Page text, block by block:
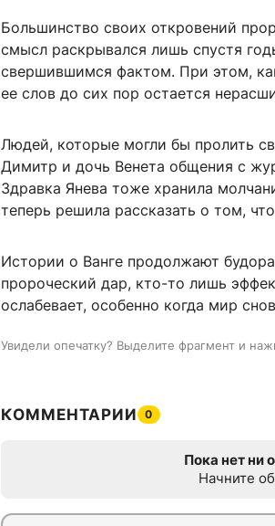
Большинство своих откровений
смысл раскрывался лишь спустя
свершившимся фактом. При этом,
ее слов до сих пор остается
Людей, которые могли бы пролить
Димитр и дочь Венета общения с
Здравка Янева тоже хранила
теперь решила рассказать о том,
Истории о Ванге продолжают
пророческий дар, кто-то лишь
ослабевает, особенно когда мир
Увидели опечатку? Выделите фрагмент и
КОММЕНТАРИИ 0
Пока нет ни
Начните